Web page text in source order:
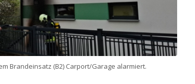
Brandeinsatz (B2) Carport/Garage alarmiert.